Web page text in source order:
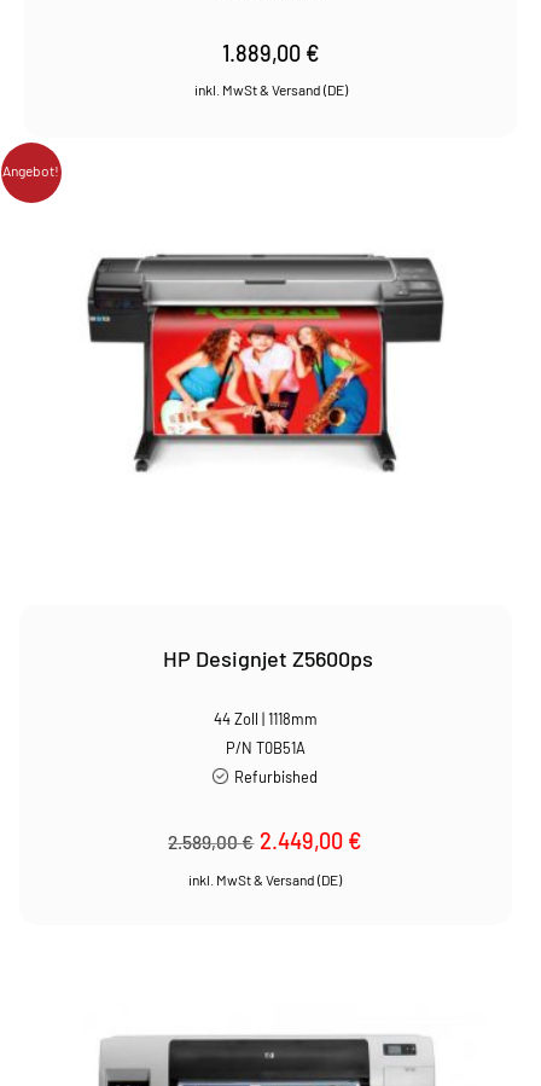
1.889,00 €
Angebot!
HP Designjet Z5600ps
44 Zoll | 1118mm
P/N T0B51A
Refurbished
2.589,00€ Ursprünglicher
Preis
2.449,00 €